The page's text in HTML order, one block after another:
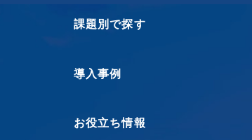
課題別で探す
導入事例
お役立ち情報